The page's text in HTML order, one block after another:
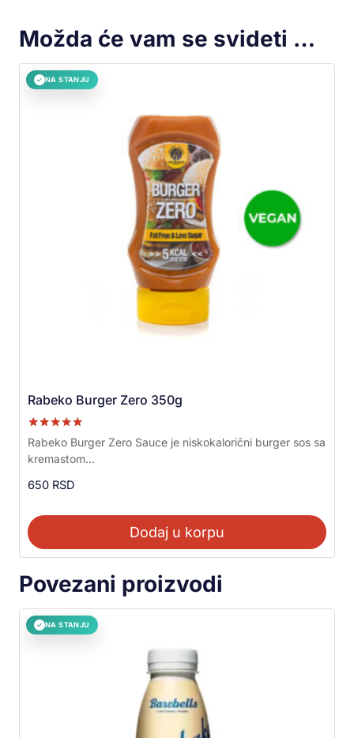
Možda će vam se svideti …
✓ NA STANJU
Rabeko Burger Zero 350g
Ocenjeno sa
5.00
od 5
Rabeko Burger Zero Sauce je niskokalorični burger sos sa
kremastom...
650 RSD
Dodaj u korpu
Povezani proizvodi
✓ NA STANJU